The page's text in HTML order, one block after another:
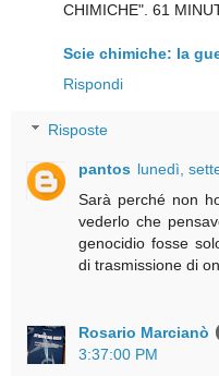
CHIMICHE". 61
Scie chimiche: la
Rispondi
Risposte
pantos lunedì,
Sarà perché non
vederlo che
genocidio fosse
di trasmissione di
Rosario Marcianò
3:37:00 PM